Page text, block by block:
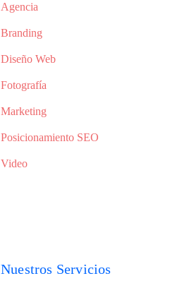
Agencia
Branding
Diseño Web
Fotografía
Marketing
Posicionamiento SEO
Video
Nuestros Servicios